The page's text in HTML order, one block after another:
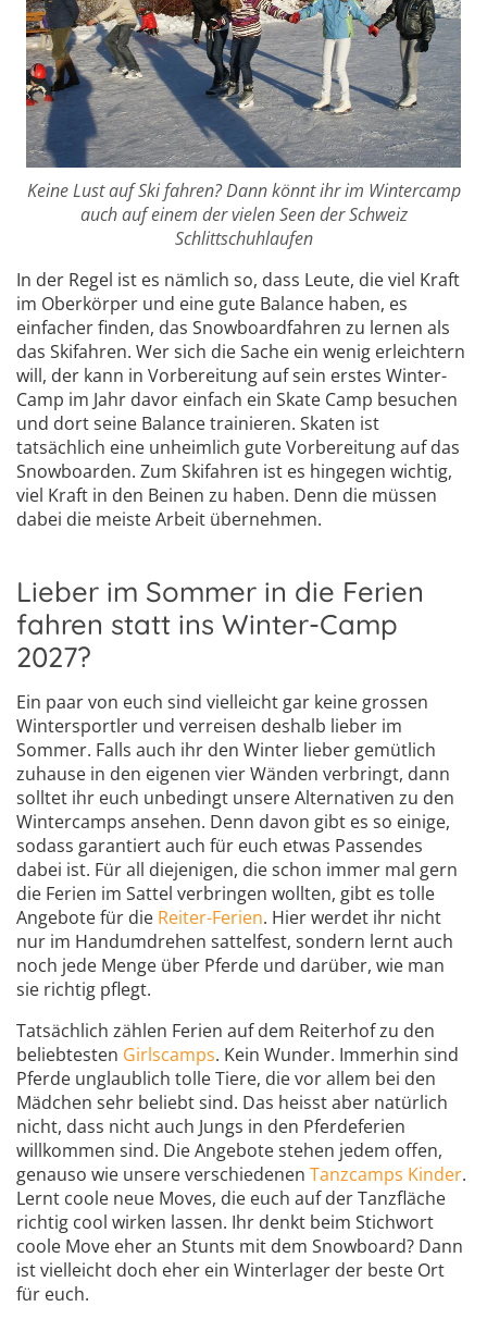
Keine Lust auf Ski fahren? Dann könnt ihr im Wintercamp
auch auf einem der vielen Seen der Schweiz
Schlittschuhlaufen
In der Regel ist es nämlich so, dass Leute, die viel Kraft
im Oberkörper und eine gute Balance haben, es
einfacher finden, das Snowboardfahren zu lernen als
das Skifahren. Wer sich die Sache ein wenig erleichtern
will, der kann in Vorbereitung auf sein erstes Winter-
Camp im Jahr davor einfach ein Skate Camp besuchen
und dort seine Balance trainieren. Skaten ist
tatsächlich eine unheimlich gute Vorbereitung auf das
Snowboarden. Zum Skifahren ist es hingegen wichtig,
viel Kraft in den Beinen zu haben. Denn die müssen
dabei die meiste Arbeit übernehmen.
Lieber im Sommer in die Ferien
fahren statt ins Winter-Camp
2027?
Ein paar von euch sind vielleicht gar keine grossen
Wintersportler und verreisen deshalb lieber im
Sommer. Falls auch ihr den Winter lieber gemütlich
zuhause in den eigenen vier Wänden verbringt, dann
solltet ihr euch unbedingt unsere Alternativen zu den
Wintercamps ansehen. Denn davon gibt es so einige,
sodass garantiert auch für euch etwas Passendes
dabei ist. Für all diejenigen, die schon immer mal gern
die Ferien im Sattel verbringen wollten, gibt es tolle
Angebote für die Reiter-Ferien. Hier werdet ihr nicht
nur im Handumdrehen sattelfest, sondern lernt auch
noch jede Menge über Pferde und darüber, wie man
sie richtig pflegt.
Tatsächlich zählen Ferien auf dem Reiterhof zu den
beliebtesten Girlscamps. Kein Wunder. Immerhin sind
Pferde unglaublich tolle Tiere, die vor allem bei den
Mädchen sehr beliebt sind. Das heisst aber natürlich
nicht, dass nicht auch Jungs in den Pferdeferien
willkommen sind. Die Angebote stehen jedem offen,
genauso wie unsere verschiedenen Tanzcamps Kinder.
Lernt coole neue Moves, die euch auf der Tanzfläche
richtig cool wirken lassen. Ihr denkt beim Stichwort
coole Move eher an Stunts mit dem Snowboard? Dann
ist vielleicht doch eher ein Winterlager der beste Ort
für euch.